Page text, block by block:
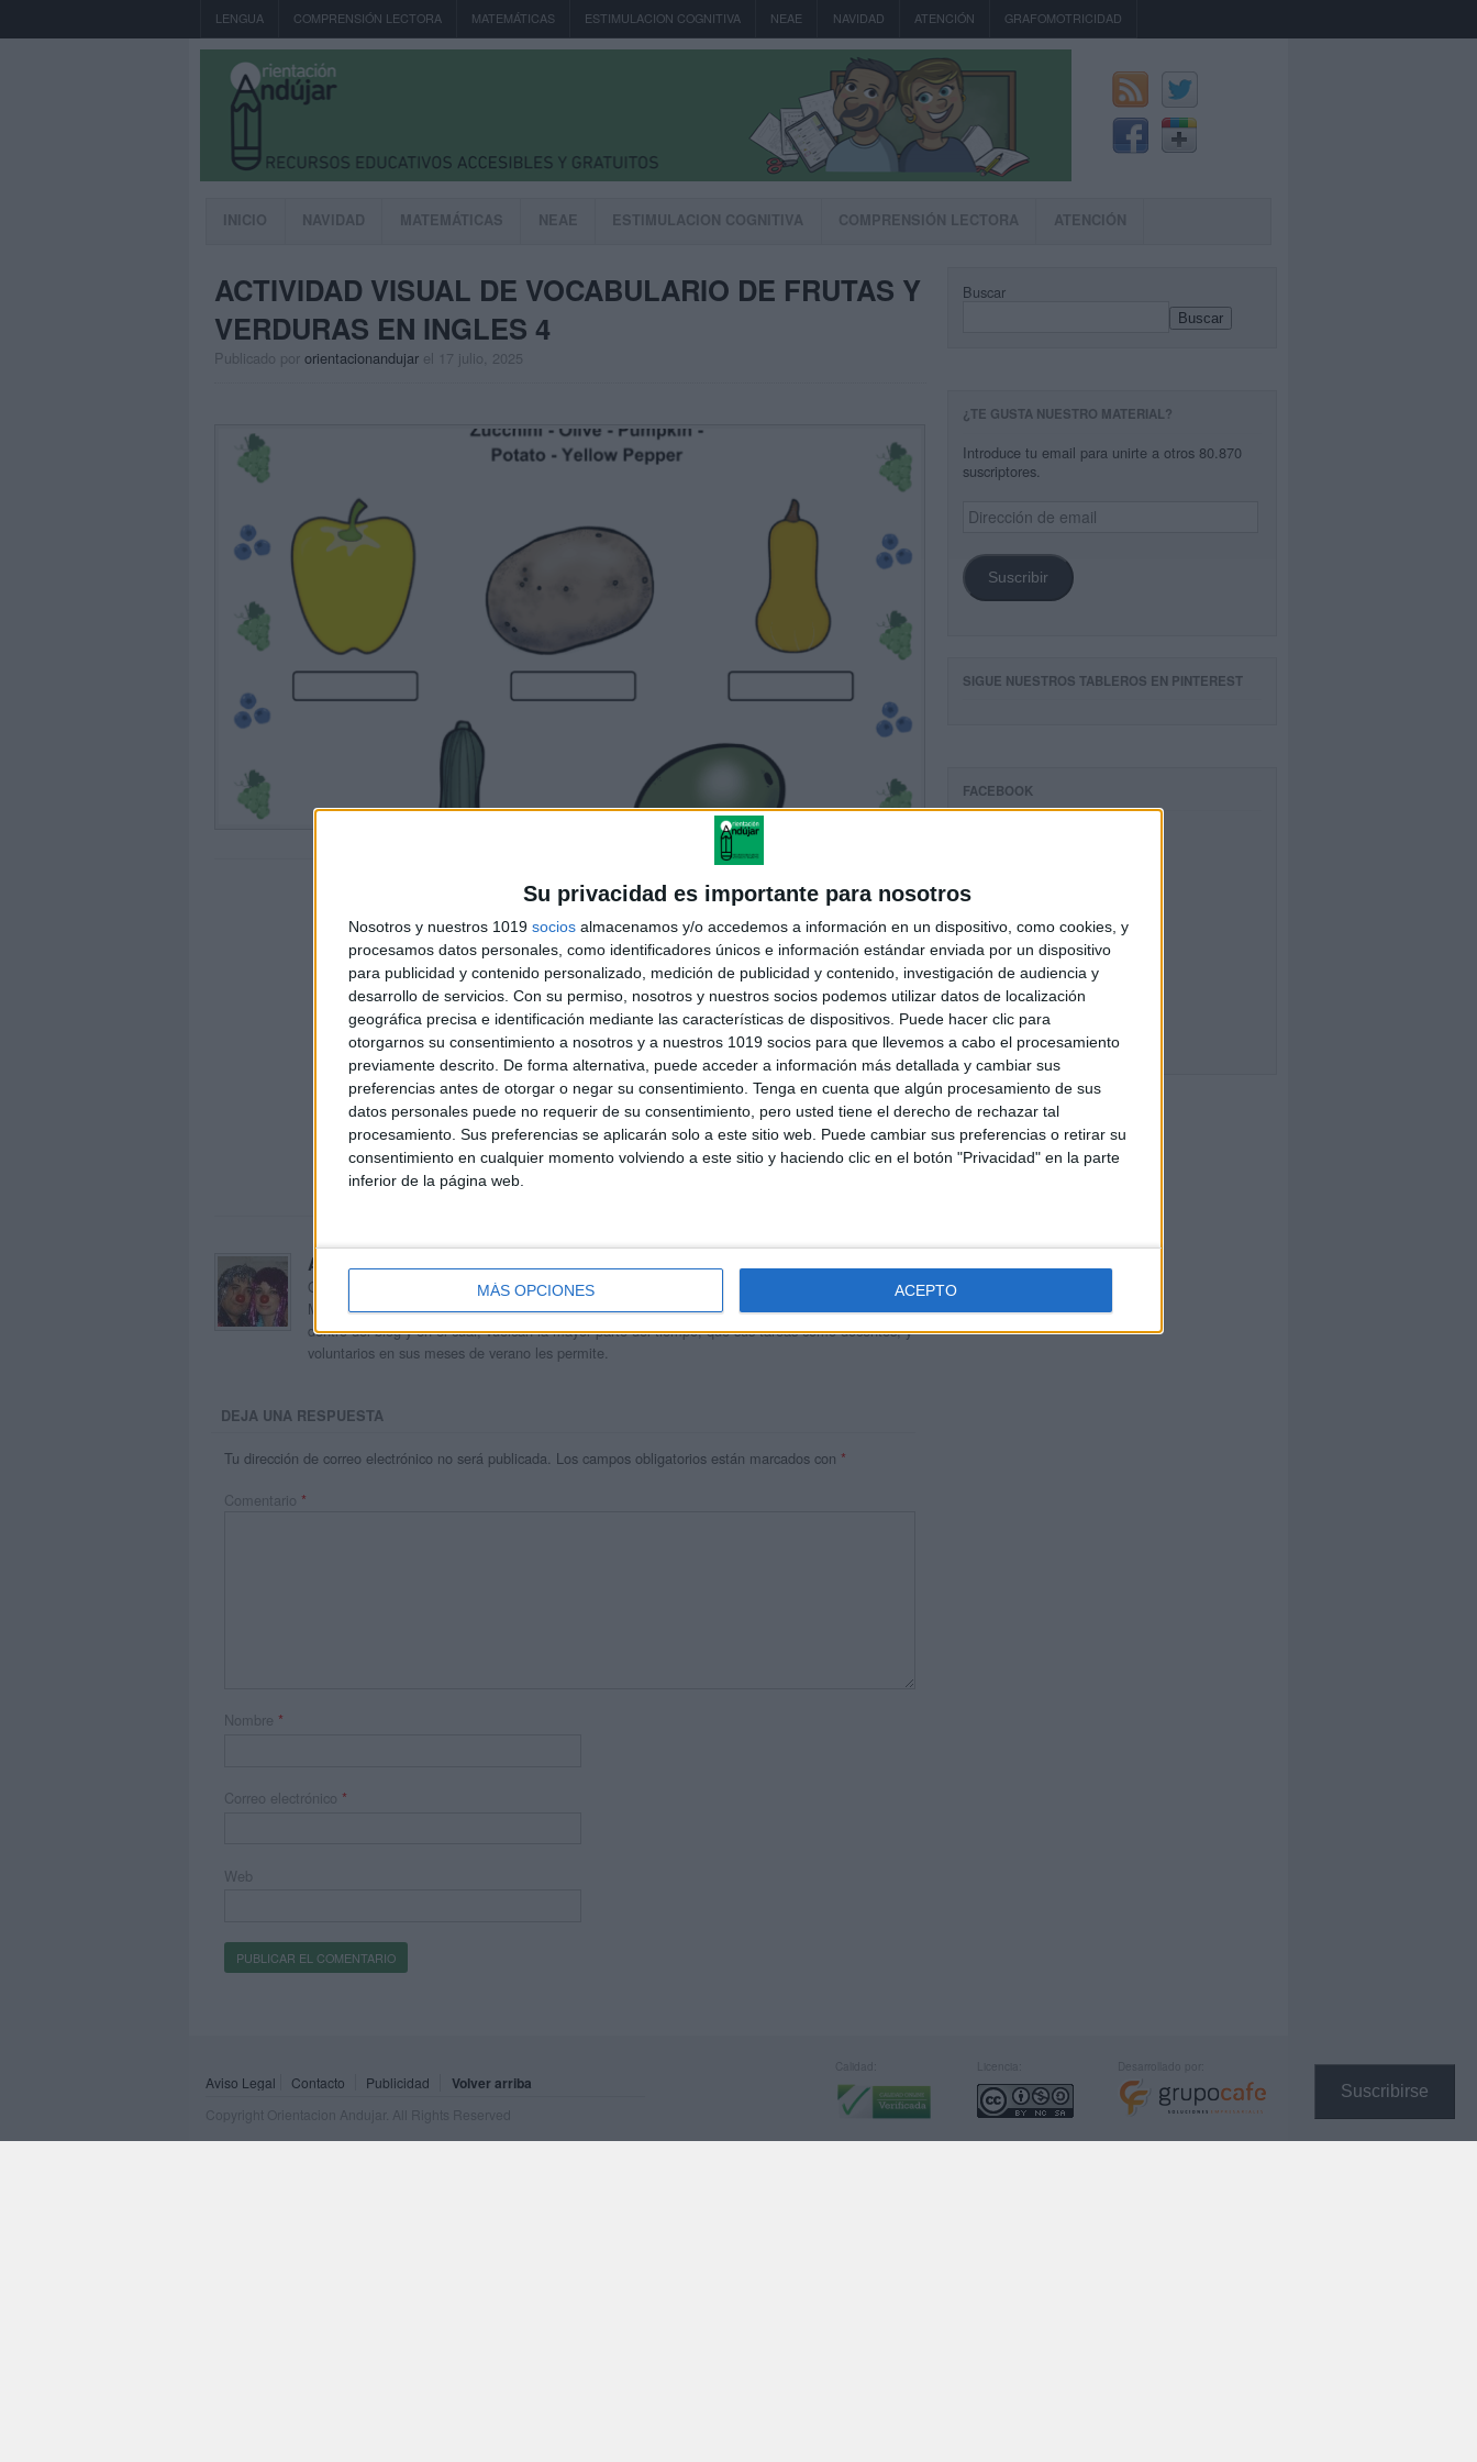
Su privacidad es importante para nosotros
Nosotros y nuestros 1019 socios almacenamos y/o accedemos a información en un dispositivo, como cookies, y
procesamos datos personales, como identificadores únicos e información estándar enviada por un dispositivo
para publicidad y contenido personalizado, medición de publicidad y contenido, investigación de audiencia y
desarrollo de servicios. Con su permiso, nosotros y nuestros socios podemos utilizar datos de localización
geográfica precisa e identificación mediante las características de dispositivos. Puede hacer clic para
otorgarnos su consentimiento a nosotros y a nuestros 1019 socios para que llevemos a cabo el procesamiento
previamente descrito. De forma alternativa, puede acceder a información más detallada y cambiar sus
preferencias antes de otorgar o negar su consentimiento. Tenga en cuenta que algún procesamiento de sus
datos personales puede no requerir de su consentimiento, pero usted tiene el derecho de rechazar tal
procesamiento. Sus preferencias se aplicarán solo a este sitio web. Puede cambiar sus preferencias o retirar su
consentimiento en cualquier momento volviendo a este sitio y haciendo clic en el botón "Privacidad" en la parte
inferior de la página web.
MÁS OPCIONES ACEPTO
Suscribirse
LENGUA COMPRENSIÓN LECTORA MATEMÁTICAS ESTIMULACION COGNITIVA NEAE NAVIDAD ATENCIÓN GRAFOMOTRICIDAD
INICIO NAVIDAD MATEMÁTICAS NEAE ESTIMULACION COGNITIVA COMPRENSIÓN LECTORA ATENCIÓN
ACTIVIDAD VISUAL DE VOCABULARIO DE FRUTAS Y
VERDURAS EN INGLES 4
Publicado por orientacionandujar el 17 julio, 2025
Acerca de orientacionandujar
Orientación Andújar no es solo un blog, es la apuesta personal de dos profesores Ginés y
Maribel, que además de ser pareja, son los encargados de los contenidos que encontramos
dentro del blog y en el cual, vuelcan la mayor parte del tiempo, que sus tareas como docentes, y
voluntarios en sus meses de verano les permite.
DEJA UNA RESPUESTA
Tu dirección de correo electrónico no será publicada. Los campos obligatorios están marcados con *
Comentario *
Nombre *
Correo electrónico *
Web
Buscar
Buscar
¿TE GUSTA NUESTRO MATERIAL?
Introduce tu email para unirte a otros 80.870
suscriptores.
Dirección
de
Suscribir
SIGUE NUESTROS TABLEROS EN PINTEREST
FACEBOOK
Aviso Legal Contacto Publicidad Volver arriba